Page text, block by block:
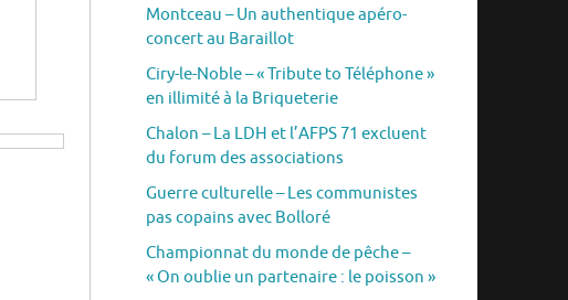
Montceau – Un authentique apéro-
concert au Baraillot
Ciry-le-Noble – « Tribute to Téléphone »
en illimité à la Briqueterie
Chalon – La LDH et l’AFPS 71 excluent
du forum des associations
Guerre culturelle – Les communistes
pas copains avec Bolloré
Championnat du monde de pêche –
« On oublie un partenaire : le poisson »